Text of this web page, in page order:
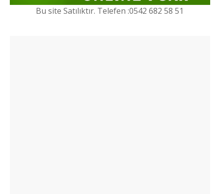
Bu site Satılıktır. Telefen :0542 682 58 51